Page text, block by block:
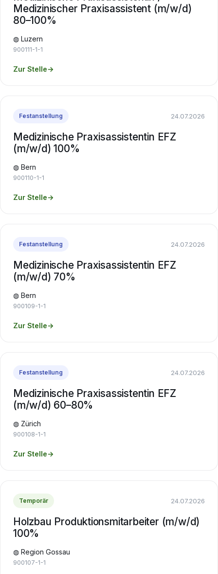
Medizinischer Praxisassistent (m/w/d)
80–100%
◍ Luzern
900111-1-1
Zur Stelle→
Festanstellung 24.07.2026
Medizinische Praxisassistentin EFZ
(m/w/d) 100%
◍ Bern
900110-1-1
Zur Stelle→
Festanstellung 24.07.2026
Medizinische Praxisassistentin EFZ
(m/w/d) 70%
◍ Bern
900109-1-1
Zur Stelle→
Festanstellung 24.07.2026
Medizinische Praxisassistentin EFZ
(m/w/d) 60–80%
◍ Zürich
900108-1-1
Zur Stelle→
Temporär 24.07.2026
Holzbau Produktionsmitarbeiter (m/w/d)
100%
◍ Region Gossau
900107-1-1